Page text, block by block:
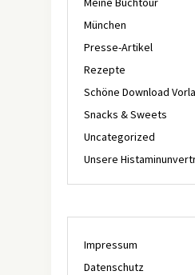
München
Presse-Artikel
Rezepte
Schöne Download
Snacks & Sweets
Uncategorized
Unsere
Impressum
Datenschutz